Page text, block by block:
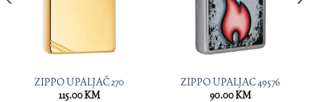
ZIPPO UPALJAČ 270
115.00KM
ZIPPO UPALJAC 49576
90.00KM